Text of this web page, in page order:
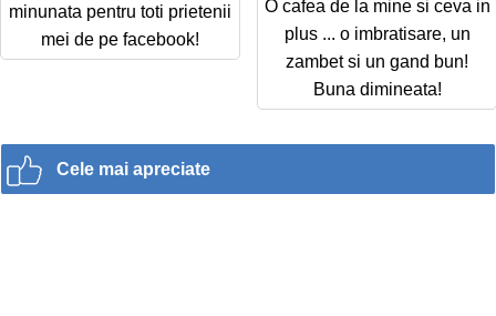
minunata pentru toti prietenii
mei de pe facebook!
O cafea de la mine si ceva in
plus ... o imbratisare, un
zambet si un gand bun!
Buna dimineata!
Cele mai apreciate